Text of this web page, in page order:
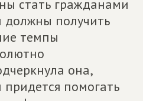
стать гражданами
должны получить
темпы
она,
помогать